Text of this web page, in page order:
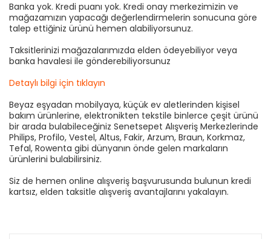
Banka yok. Kredi puanı yok. Kredi onay merkezimizin ve
mağazamızın yapacağı değerlendirmelerin sonucuna göre
talep ettiğiniz ürünü hemen alabiliyorsunuz.
Taksitlerinizi mağazalarımızda elden ödeyebiliyor veya
banka havalesi ile gönderebiliyorsunuz
Detaylı bilgi için tıklayın
Beyaz eşyadan mobilyaya, küçük ev aletlerinden kişisel
bakım ürünlerine, elektronikten tekstile binlerce çeşit ürünü
bir arada bulabileceğiniz Senetsepet Alışveriş Merkezlerinde
Philips, Profilo, Vestel, Altus, Fakir, Arzum, Braun, Korkmaz,
Tefal, Rowenta gibi dünyanın önde gelen markaların
ürünlerini bulabilirsiniz.
Siz de hemen online alışveriş başvurusunda bulunun kredi
kartsız, elden taksitle alışveriş avantajlarını yakalayın.